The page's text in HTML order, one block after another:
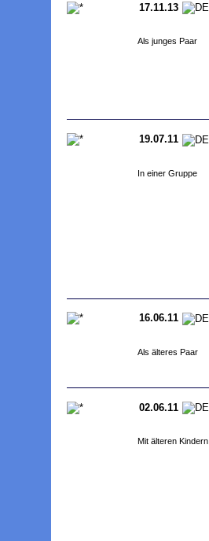
17.11.13
Als junges Paar
19.07.11
In einer Gruppe
16.06.11
Als älteres Paar
02.06.11
Mit älteren Kindern